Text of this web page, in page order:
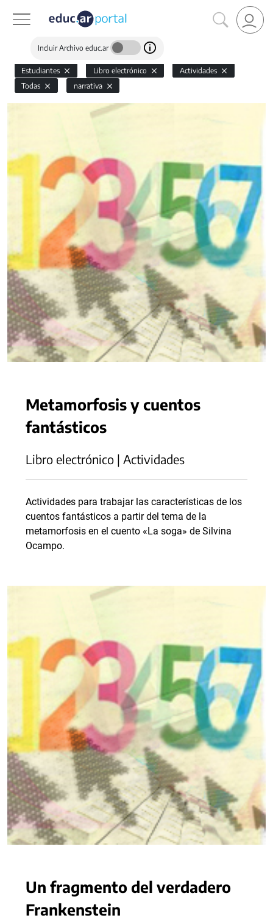
Incluir Archivo educ.ar
Estudiantes Libro electrónico
Actividades
Todas
narrativa
Metamorfosis y cuentos
fantásticos
Libro electrónico | Actividades
Actividades para trabajar las características de los
cuentos fantásticos a partir del tema de la
metamorfosis en el cuento «La soga» de Silvina
Ocampo.
Un fragmento del verdadero
Frankenstein